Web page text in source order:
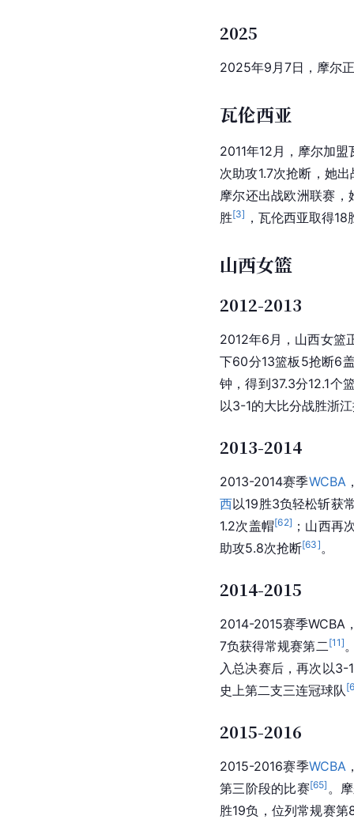
2025
2025年9月7日，摩尔
瓦伦西亚
2011年12月，摩尔加盟
次助攻1.7次抢断，她
摩尔还出战欧洲联赛
胜[3] ， 瓦伦西亚取得18
山西女篮
2012-2013
2012年6月，山西女篮
下60分13篮板5抢断6
钟，得到37.3分12.1个
以3-1的大比分战胜浙江
2013-2014
2013-2014赛季WCBA
西以19胜3负轻松斩获
1.2次盖帽[62] ；山西再
助攻5.8次抢断[63] 。
2014-2015
2014-2015赛季WCBA
7负获得常规赛第二 [11]
入总决赛后，再次以3-
史上第二支三连冠球队 [
2015-2016
2015-2016赛季WCBA
第三阶段的比赛[65] 。
胜19负，位列常规赛第